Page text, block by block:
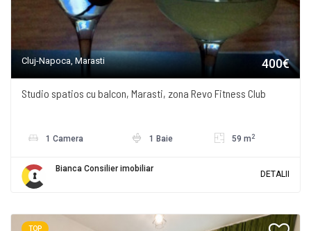
Cluj-Napoca, Marasti 400€
Studio spatios cu balcon, Marasti, zona Revo Fitness Club
1 Camera 1 Baie 59 m 2
Bianca Consilier imobiliar
DETALII
TOP